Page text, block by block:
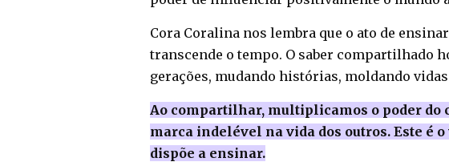
Cora Coralina nos lembra que o ato de
transcende o tempo. O saber compartilhado
gerações, mudando histórias, moldando
Ao compartilhar, multiplicamos o poder do
marca indelével na vida dos outros. Este é
dispõe a ensinar.